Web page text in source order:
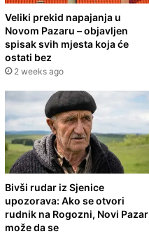
Veliki prekid napajanja u
Novom Pazaru – objavljen
spisak svih mjesta koja će
ostati bez
2 weeks ago
Bivši rudar iz Sjenice
upozorava: Ako se otvori
rudnik na Rogozni, Novi Pazar
može da se